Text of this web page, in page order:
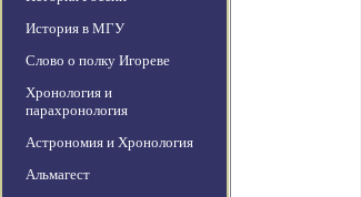
История в МГУ
Слово о полку Игореве
Хронология и
парахронология
Астрономия и Хронология
Альмагест